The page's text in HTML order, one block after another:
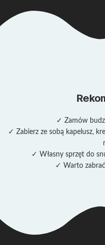
✓ Zamów
✓ Zabierz ze sobą kapelusz,
✓ Własny sprzęt do
✓ Warto